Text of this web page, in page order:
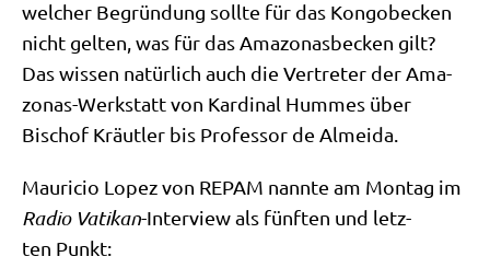
wel­cher Begrün­dung soll­te für das Kon­go­becken
nicht gel­ten, was für das Ama­zo­nas­becken gilt?
Das wis­sen natür­lich auch die Ver­tre­ter der Ama­
zo­nas-Werk­statt von Kar­di­nal Hum­mes über
Bischof Kräut­ler bis Pro­fes­sor de Almeida.
Mau­ricio Lopez von REPAM nann­te am Mon­tag im
Radio Vati­kan-Inter­view als fünf­ten und letz­
ten Punkt: